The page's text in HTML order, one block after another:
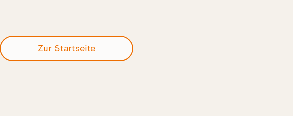
Zur Startseite